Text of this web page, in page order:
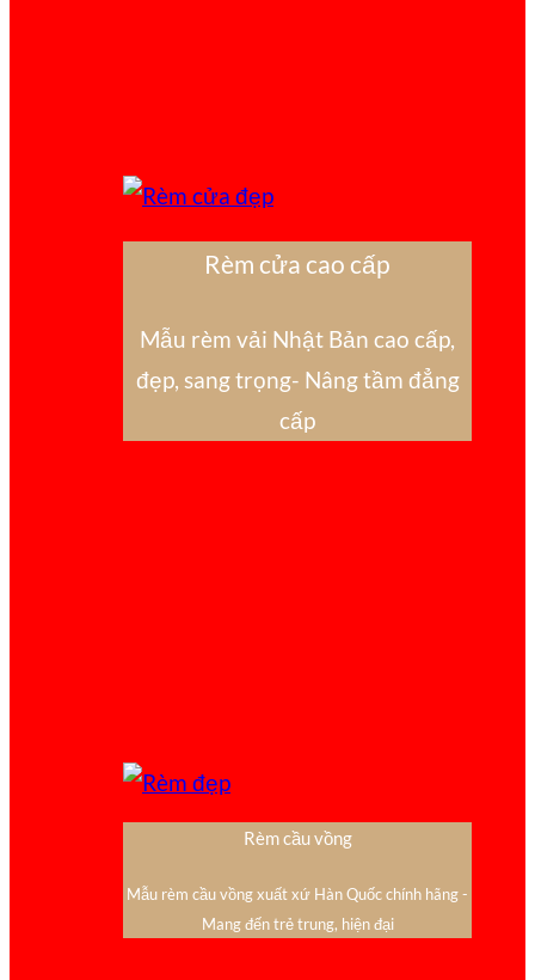
Rèm cửa cao cấp
Mẫu rèm vải Nhật Bản cao cấp,
đẹp, sang trọng- Nâng tầm đẳng
cấp
Rèm cầu vồng
Mẫu rèm cầu vồng xuất xứ Hàn Quốc chính hãng -
Mang đến trẻ trung, hiện đại